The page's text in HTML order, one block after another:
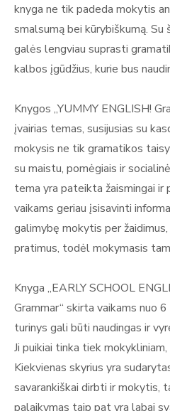
knyga ne tik padeda mokytis
smalsumą bei kūrybiškumą. Su
galės lengviau suprasti
kalbos įgūdžius, kurie bus
Knygos „YUMMY ENGLISH!
įvairias temas, susijusias su
mokysis ne tik gramatikos
su maistu, pomėgiais ir
tema yra pateikta žaismingai ir
vaikams geriau įsisavinti
galimybę mokytis per
pratimus, todėl mokymasis
Knyga „EARLY SCHOOL
Grammar“ skirta vaikams nuo
turinys gali būti naudingas ir
Ji puikiai tinka tiek
Kiekvienas skyrius yra
savarankiškai dirbti ir mokytis,
palaikymas taip pat yra labai